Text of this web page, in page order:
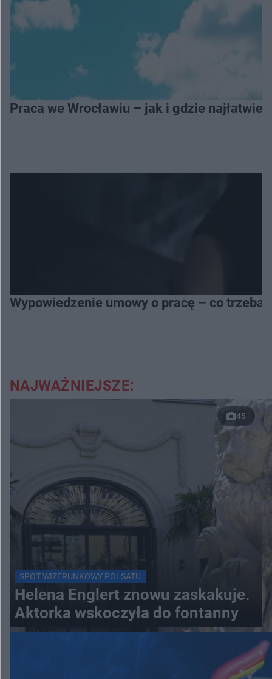
Praca we Wrocławiu – jak i gdzie najłatwiej
Wypowiedzenie umowy o pracę – co trzeba
NAJWAŻNIEJSZE:
45
SPOT WIZERUNKOWY POLSATU
Helena Englert znowu zaskakuje.
Aktorka wskoczyła do fontanny